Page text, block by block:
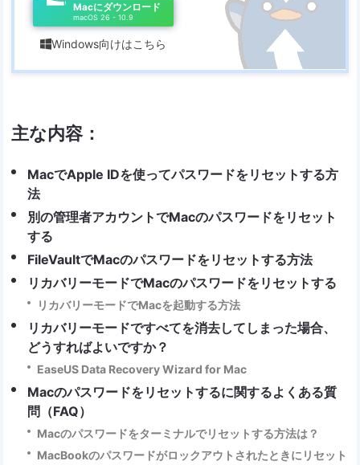
Macにダウンロード
macOS 26 - 10.9
Windows向けはこちら
主な内容：
MacでApple IDを使ってパスワードをリセットする方
法
別の管理者アカウントでMacのパスワードをリセット
する
FileVaultでMacのパスワードをリセットする方法
リカバリーモードでMacのパスワードをリセットする
リカバリーモードでMacを起動する方法
リカバリーモードですべてを消去してしまった場合、
どうすればよいですか？
EaseUS Data Recovery Wizard for Mac
Macのパスワードをリセットするに関するよくある質
問（FAQ）
Macのパスワードをターミナルでリセットする方法は？
MacBookのパスワードがロックアウトされたときにリセット